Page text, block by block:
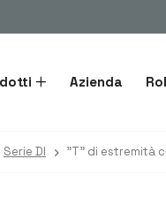
Azienda
Serie DI "T" di estremità